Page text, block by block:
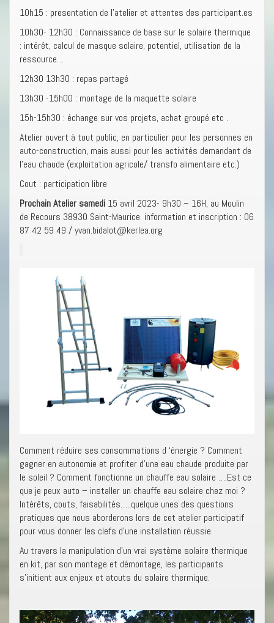
10h15 : presentation de l’atelier et attentes des participant.es
10h30- 12h30 : Connaissance de base sur le solaire thermique
: intérêt, calcul de masque solaire, potentiel, utilisation de la
ressource…
12h30 13h30 : repas partagé
13h30 -15h00 : montage de la maquette solaire
15h-15h30 : échange sur vos projets, achat groupé etc .
Atelier ouvert à tout public, en particulier pour les personnes en
auto-construction, mais aussi pour les activités demandant de
l’eau chaude (exploitation agricole/ transfo alimentaire etc.)
Cout : participation libre
Prochain Atelier samedi 15 avril 2023- 9h30 – 16H, au Moulin
de Recours 38930 Saint-Maurice. information et inscription : 06
87 42 59 49 / yvan.bidalot@kerlea.org
Comment réduire ses consommations d ‘énergie ? Comment
gagner en autonomie et profiter d’une eau chaude produite par
le soleil ? Comment fonctionne un chauffe eau solaire ….Est ce
que je peux auto – installer un chauffe eau solaire chez moi ?
Intérêts, couts, faisabilités…..quelque unes des questions
pratiques que nous aborderons lors de cet atelier participatif
pour vous donner les clefs d’une installation réussie.
Au travers la manipulation d’un vrai système solaire thermique
en kit, par son montage et démontage, les participants
s’initient aux enjeux et atouts du solaire thermique.